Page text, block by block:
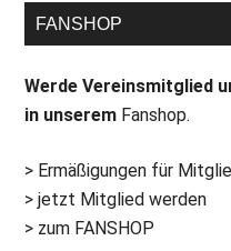
FANSHOP
Werde Vereinsmitglied
in unserem Fanshop.
> Ermäßigungen für
> jetzt Mitglied werden
> zum FANSHOP